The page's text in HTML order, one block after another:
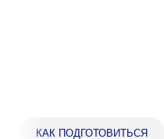
Адрес
КАК ПОДГОТОВИТЬСЯ